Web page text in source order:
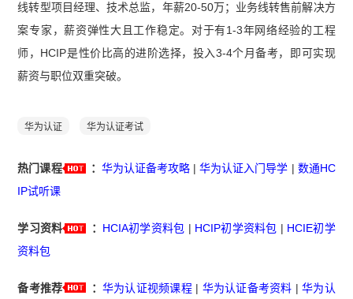
线转型项目经理、技术总监，年薪20-50万；业务线转售前解决方
案专家，薪资弹性大且工作稳定。对于有1-3年网络经验的工程
师，HCIP是性价比高的进阶选择，投入3-4个月备考，即可实现
薪资与职位双重突破。
华为认证 华为认证考试
热门课程 ： 华为认证备考攻略 |华为认证入门导学 | 数通HC
IP试听课
学习资料 ： HCIA初学资料包 | HCIP初学资料包 | HCIE初学
资料包
备考推荐 ： 华为认证视频课程| 华为认证备考资料 |华为认